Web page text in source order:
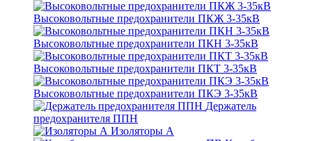
Высоковольтные предохранители ПКЖ 3-35кВ
Высоковольтные предохранители ПКН 3-35кВ
Высоковольтные предохранители ПКТ 3-35кВ
Высоковольтные предохранители ПКЭ 3-35кВ
Держатель
предохранителя ППН
Изоляторы А